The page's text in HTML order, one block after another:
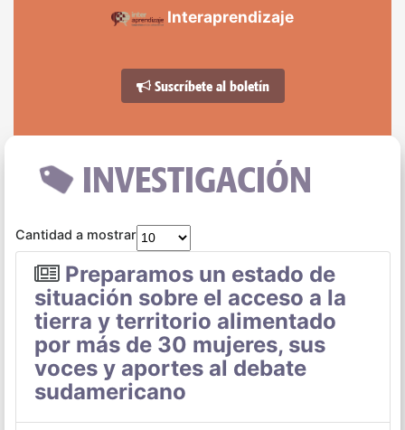
Interaprendizaje
Suscríbete al boletín
INVESTIGACIÓN
Cantidad a mostrar
Preparamos un estado de
situación sobre el acceso a la
tierra y territorio alimentado
por más de 30 mujeres, sus
voces y aportes al debate
sudamericano